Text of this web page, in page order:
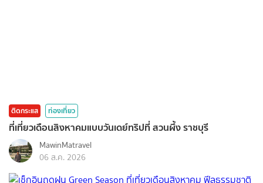
ติดกระแส ท่องเที่ยว
ที่เที่ยวเดือนสิงหาคมแบบวันเดย์ทริปที่ สวนผึ้ง ราชบุรี
MawinMatravel
06 ส.ค. 2026